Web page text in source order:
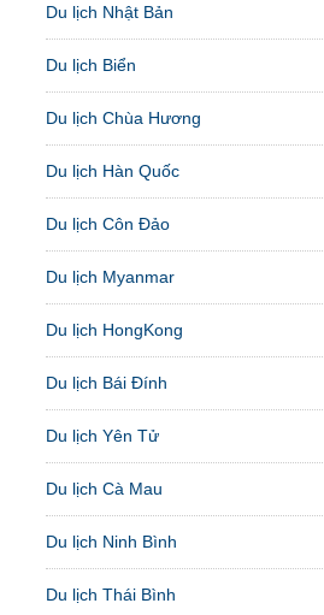
Du lịch Nhật Bản
Du lịch Biển
Du lịch Chùa Hương
Du lịch Hàn Quốc
Du lịch Côn Đảo
Du lịch Myanmar
Du lịch HongKong
Du lịch Bái Đính
Du lịch Yên Tử
Du lịch Cà Mau
Du lịch Ninh Bình
Du lịch Thái Bình